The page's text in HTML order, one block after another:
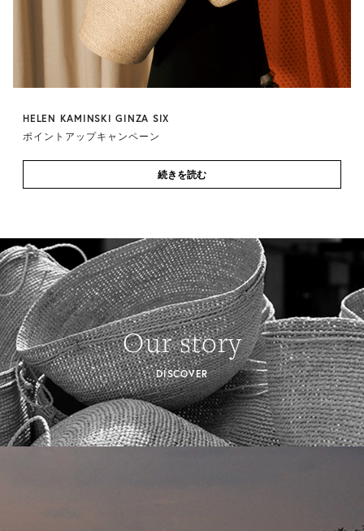
HELEN KAMINSKI GINZA SIX
ポイントアップキャンペーン
続きを読む
Our story
DISCOVER